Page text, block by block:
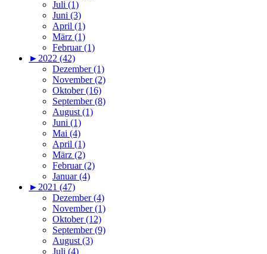
Juli (1)
Juni (3)
April (1)
März (1)
Februar (1)
►2022 (42)
Dezember (1)
November (2)
Oktober (16)
September (8)
August (1)
Juni (1)
Mai (4)
April (1)
März (2)
Februar (2)
Januar (4)
►2021 (47)
Dezember (4)
November (1)
Oktober (12)
September (9)
August (3)
Juli (4)